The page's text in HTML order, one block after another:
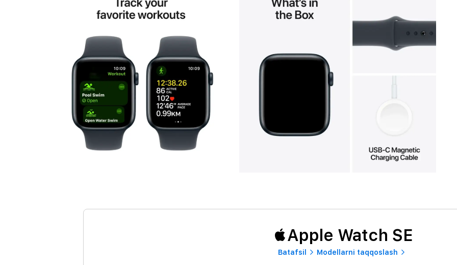
Apple Watch SE
Batafsil Modellarni taqqoslash